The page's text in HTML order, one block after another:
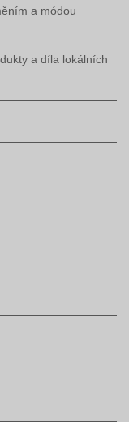
a módou
a díla lokálních